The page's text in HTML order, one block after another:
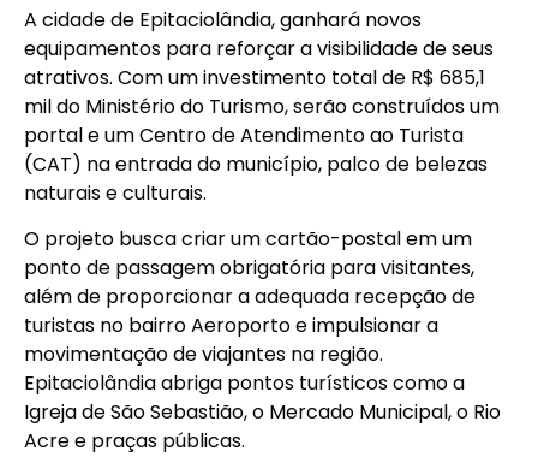
A cidade de Epitaciolândia, ganhará novos
equipamentos para reforçar a visibilidade de seus
atrativos. Com um investimento total de R$ 685,1
mil do Ministério do Turismo, serão construídos um
portal e um Centro de Atendimento ao Turista
(CAT) na entrada do município, palco de belezas
naturais e culturais.
O projeto busca criar um cartão-postal em um
ponto de passagem obrigatória para visitantes,
além de proporcionar a adequada recepção de
turistas no bairro Aeroporto e impulsionar a
movimentação de viajantes na região.
Epitaciolândia abriga pontos turísticos como a
Igreja de São Sebastião, o Mercado Municipal, o Rio
Acre e praças públicas.